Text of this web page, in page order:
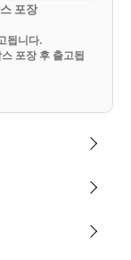
포장
됩니다.
포장 후 출고됩